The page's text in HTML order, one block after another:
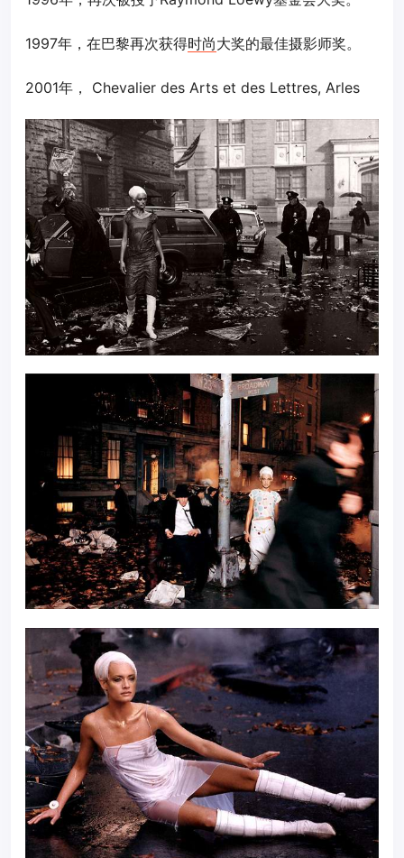
1997年，在巴黎再次获得时尚大奖的最佳摄影师奖。
2001年， Chevalier des Arts et des Lettres, Arles